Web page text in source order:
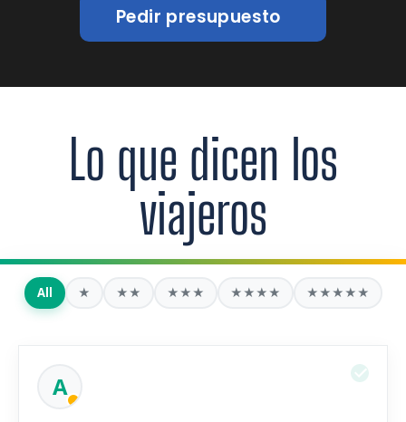
Pedir presupuesto
Lo que dicen los
viajeros
All ★ ★★ ★★★ ★★★★ ★★★★★
A